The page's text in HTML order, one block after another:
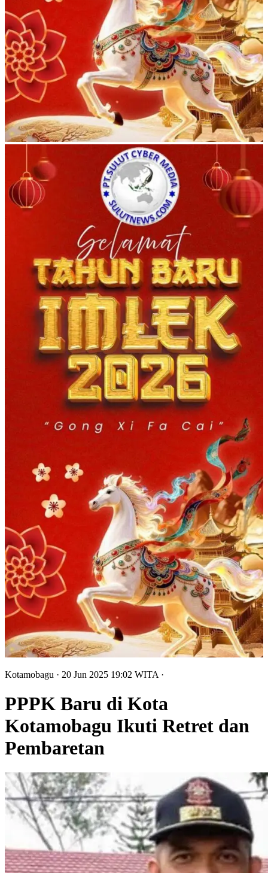
Kotamobagu · 20 Jun 2025 19:02 WITA ·
PPPK Baru di Kota
Kotamobagu Ikuti Retret dan
Pembaretan